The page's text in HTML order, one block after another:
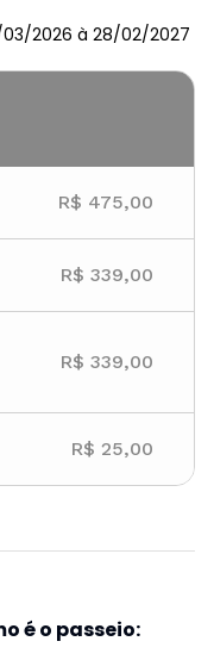
2026 à 28/02/2027
R$ 475,00
R$ 339,00
R$ 339,00
R$ 25,00
é o passeio: